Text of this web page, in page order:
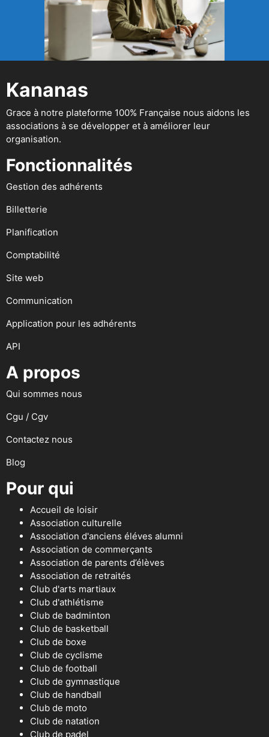
Kananas
Grace à notre plateforme 100% Française nous aidons les
associations à se développer et à améliorer leur
organisation.
Fonctionnalités
Gestion des adhérents
Billetterie
Planification
Comptabilité
Site web
Communication
Application pour les adhérents
API
A propos
Qui sommes nous
Cgu / Cgv
Contactez nous
Blog
Pour qui
Accueil de loisir
Association culturelle
Association d'anciens éléves alumni
Association de commerçants
Association de parents d’élèves
Association de retraités
Club d'arts martiaux
Club d'athlétisme
Club de badminton
Club de basketball
Club de boxe
Club de cyclisme
Club de football
Club de gymnastique
Club de handball
Club de moto
Club de natation
Club de padel